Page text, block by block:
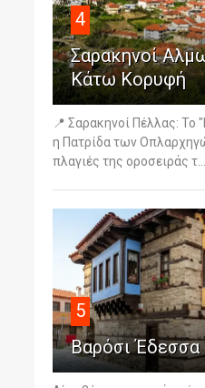
4
Σαρακηνοί
Κάτω Κορυφή
📍 Σαρακηνοί Πέλλας: Το
η Πατρίδα των
πλαγιές της οροσειράς τ...
5
Βαρόσι Έδεσσα